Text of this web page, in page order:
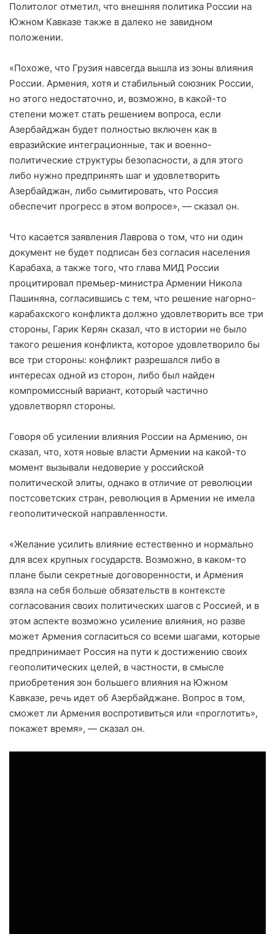
Политолог отметил, что внешняя политика России на
Южном Кавказе также в далеко не завидном
положении.
«Похоже, что Грузия навсегда вышла из зоны влияния
России. Армения, хотя и стабильный союзник России,
но этого недостаточно, и, возможно, в какой-то
степени может стать решением вопроса, если
Азербайджан будет полностью включен как в
евразийские интеграционные, так и военно-
политические структуры безопасности, а для этого
либо нужно предпринять шаг и удовлетворить
Азербайджан, либо сымитировать, что Россия
обеспечит прогресс в этом вопросе», — сказал он.
Что касается заявления Лаврова о том, что ни один
документ не будет подписан без согласия населения
Карабаха, а также того, что глава МИД России
процитировал премьер-министра Армении Никола
Пашиняна, согласившись с тем, что решение нагорно-
карабахского конфликта должно удовлетворить все три
стороны, Гарик Керян сказал, что в истории не было
такого решения конфликта, которое удовлетворило бы
все три стороны: конфликт разрешался либо в
интересах одной из сторон, либо был найден
компромиссный вариант, который частично
удовлетворял стороны.
Говоря об усилении влияния России на Армению, он
сказал, что, хотя новые власти Армении на какой-то
момент вызывали недоверие у российской
политической элиты, однако в отличие от революции
постсоветских стран, революция в Армении не имела
геополитической направленности.
«Желание усилить влияние естественно и нормально
для всех крупных государств. Возможно, в каком-то
плане были секретные договоренности, и Армения
взяла на себя больше обязательств в контексте
согласования своих политических шагов с Россией, и в
этом аспекте возможно усиление влияния, но разве
может Армения согласиться со всеми шагами, которые
предпринимает Россия на пути к достижению своих
геополитических целей, в частности, в смысле
приобретения зон большего влияния на Южном
Кавказе, речь идет об Азербайджане. Вопрос в том,
сможет ли Армения воспротивиться или «проглотить»,
покажет время», — сказал он.